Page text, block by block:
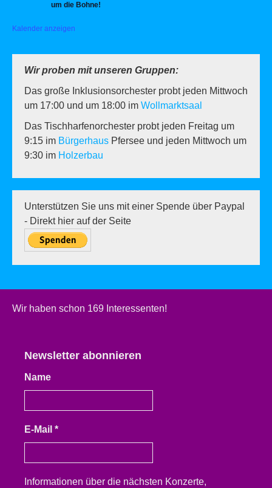
um die Bohne!
Kalender anzeigen
Wir proben mit unseren Gruppen:
Das große Inklusionsorchester probt jeden Mittwoch
um 17:00 und um 18:00 im Wollmarktsaal
Das Tischharfenorchester probt jeden Freitag um
9:15 im Bürgerhaus Pfersee und jeden Mittwoch um
9:30 im Holzerbau
Unterstützen Sie uns mit einer Spende über Paypal
- Direkt hier auf der Seite
Wir haben schon 169 Interessenten!
Newsletter abonnieren
Name
E-Mail *
Informationen über die nächsten Konzerte,